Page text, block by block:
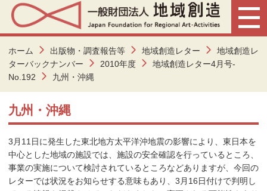
ホーム 出版物・調査報告等 地域創造レター
地域創造レ
ターバックナンバー
2010年度
地域創造レター4月号-
No.192
九州・沖縄
九州・沖縄
3月11日に発生した東北地方太平洋沖地震の影響により、東日本を
中心とした地域の施設では、施設の安全確認を行っているところ、
事業の実施について検討されているところなどありますが、今回の
レターでは状況をお知らせする意味もあり、3月16日付けで判明し